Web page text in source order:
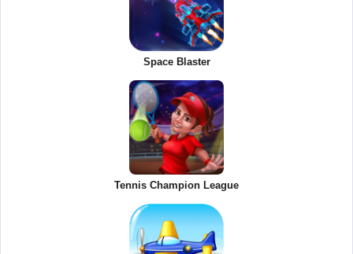
Space Blaster
Tennis Champion League